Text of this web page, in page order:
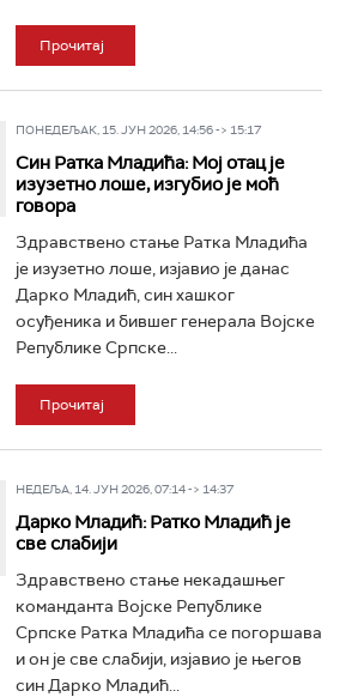
Прочитај
ПОНЕДЕЉАК, 15. ЈУН 2026, 14:56 -> 15:17
Син Ратка Младића: Мој отац је
изузетно лоше, изгубио је моћ
говора
Здравствено стање Ратка Младића
је изузетно лоше, изјавио је данас
Дарко Младић, син хашког
осуђеника и бившег генерала Војске
Републике Српске...
Прочитај
НЕДЕЉА, 14. ЈУН 2026, 07:14 -> 14:37
Дарко Младић: Ратко Младић је
све слабији
Здравствено стање некадашњег
команданта Војске Републике
Српске Ратка Младића се погоршава
и он је све слабији, изјавио је његов
син Дарко Младић...